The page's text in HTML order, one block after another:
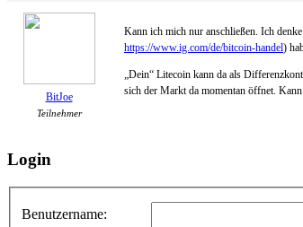
BitJoe
Teilnehmer
Kann ich mich nur anschließen. Ich
https://www.ig.com/de/bitcoin-handel)
„Dein“ Litecoin kann da als
sich der Markt da momentan öffnet.
Login
Benutzername: